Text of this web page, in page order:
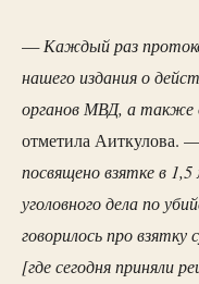
—Каждый раз
нашего издания о
органов МВД, а также
отметила Аиткулова.
посвящено взятке в
уголовного дела по
говорилось про взятку
[где сегодня приняли